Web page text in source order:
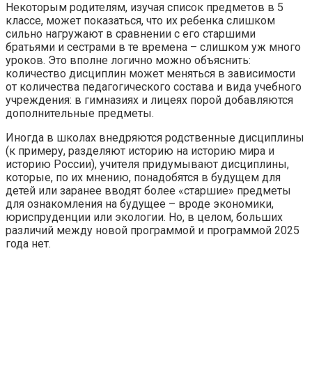
Некоторым родителям, изучая список предметов в 5
классе, может показаться, что их ребенка слишком
сильно нагружают в сравнении с его старшими
братьями и сестрами в те времена – слишком уж много
уроков. Это вполне логично можно объяснить:
количество дисциплин может меняться в зависимости
от количества педагогического состава и вида учебного
учреждения: в гимназиях и лицеях порой добавляются
дополнительные предметы.
Иногда в школах внедряются родственные дисциплины
(к примеру, разделяют историю на историю мира и
историю России), учителя придумывают дисциплины,
которые, по их мнению, понадобятся в будущем для
детей или заранее вводят более «старшие» предметы
для ознакомления на будущее – вроде экономики,
юриспруденции или экологии. Но, в целом, больших
различий между новой программой и программой 2025
года нет.